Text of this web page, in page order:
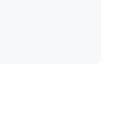
象年度に配偶